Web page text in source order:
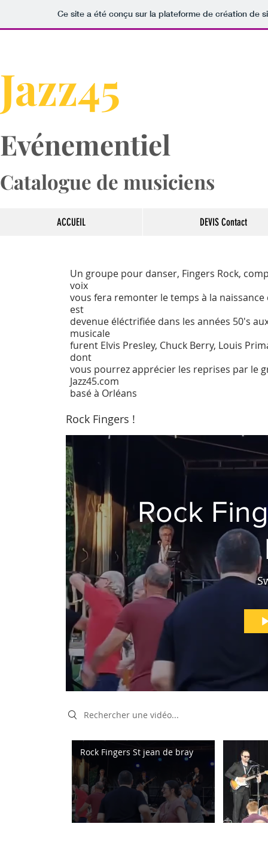
Ce site a été conçu sur la plateforme de création de
​​Jazz45
Evénementiel
Catalogue de musiciens
ACCUEIL DEVIS Contact
Un groupe pour danser, Fingers Rock,
voix
vous fera remonter le temps à la
est
devenue éléctrifiée dans les années 50's
musicale
furent Elvis Presley, Chuck Berry, Louis
dont
vous pourrez apprécier les reprises par le
Jazz45.com
basé à Orléans
Rock Fingers !
Rock
Search videos
Rock Fingers St jean de bray